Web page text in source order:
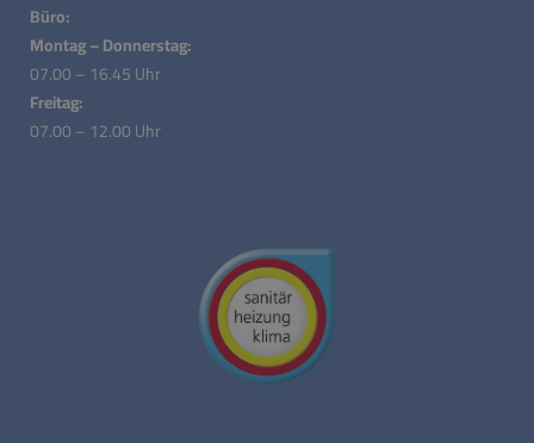
Büro:
Montag – Donnerstag:
07.00 – 16.45 Uhr
Freitag:
07.00 – 12.00 Uhr